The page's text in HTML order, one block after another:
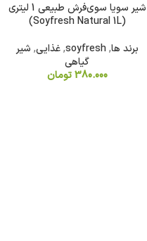
شیر سویا سوی‌فرش طبیعی 1 لیتری
(Soyfresh Natural 1L)
برند ها,
soyfresh
,غذایی, شیر
گیاهی
380.000 تومان